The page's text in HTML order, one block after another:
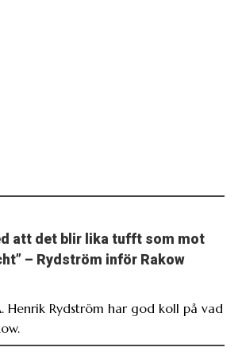
att det blir lika tufft som mot
– Rydström inför Rakow
Henrik Rydström har god koll på vad